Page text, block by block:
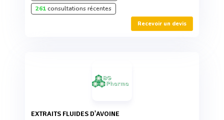
261consultations récentes
Recevoir un devis
EXTRAITS FLUIDES D'AVOINE